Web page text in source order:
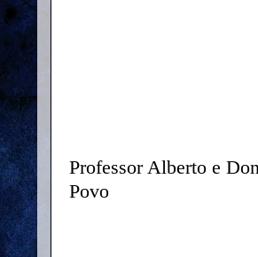
Professor Alberto e
Povo